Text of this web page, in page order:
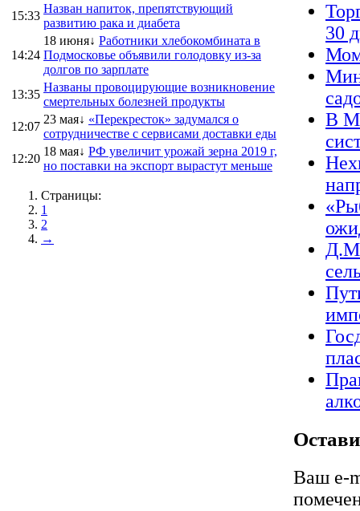
15:33
Назван напиток, препятствующий
развитию рака и диабета
14:24
18 июня↓ Работники хлебокомбината в
Подмосковье объявили голодовку из-за
долгов по зарплате
13:35
Названы провоцирующие возникновение
смертельных болезней продукты
12:07
23 мая↓ «Перекресток» задумался о
сотрудничестве с сервисами доставки еды
12:20
18 мая↓ РФ увеличит урожай зерна 2019 г,
но поставки на экспорт вырастут меньше
Страницы:
1
2
→
30
В
Ваш e-